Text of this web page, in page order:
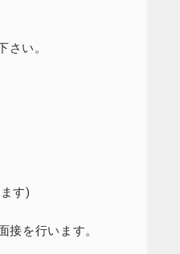
い。
す)
接を行います。